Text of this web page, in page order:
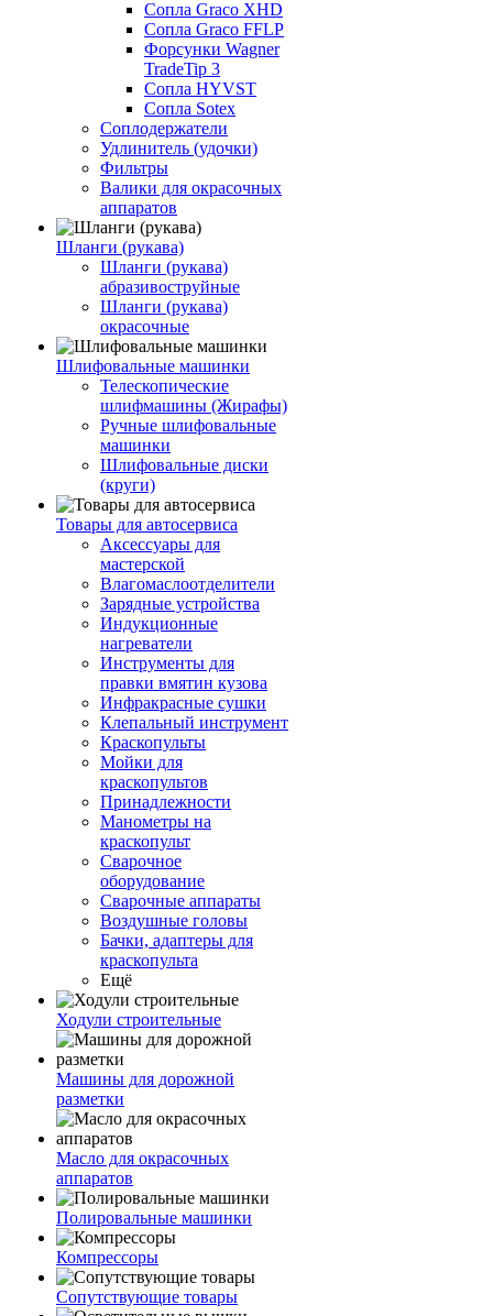
Сопла Graco XHD
Сопла Graco FFLP
Форсунки Wagner
TradeTip 3
Сопла HYVST
Сопла Sotex
Соплодержатели
Удлинитель (удочки)
Фильтры
Валики для окрасочных
аппаратов
Шланги (рукава)
Шланги (рукава)
абразивоструйные
Шланги (рукава)
окрасочные
Шлифовальные машинки
Телескопические
шлифмашины (Жирафы)
Ручные шлифовальные
машинки
Шлифовальные диски
(круги)
Товары для автосервиса
Аксессуары для
мастерской
Влагомаслоотделители
Зарядные устройства
Индукционные
нагреватели
Инструменты для
правки вмятин кузова
Инфракрасные сушки
Клепальный инструмент
Краскопульты
Мойки для
краскопультов
Принадлежности
Манометры на
краскопульт
Сварочное
оборудование
Сварочные аппараты
Воздушные головы
Бачки, адаптеры для
краскопульта
Ещё
Ходули строительные
Машины для дорожной
разметки
Масло для окрасочных
аппаратов
Полировальные машинки
Компрессоры
Сопутствующие товары